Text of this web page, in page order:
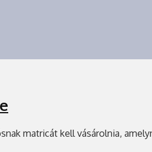
matricát kell vásárolnia,